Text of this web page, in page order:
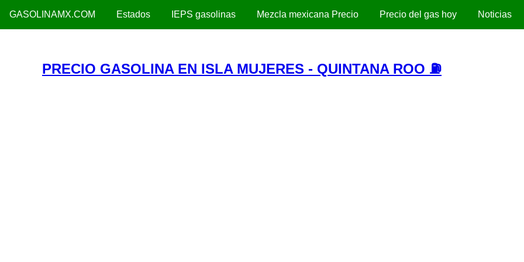
GASOLINAMX.COM Estados IEPS gasolinas Mezcla mexicana Precio Precio del gas hoy Noticias
PRECIO GASOLINA EN ISLA MUJERES - QUINTANA ROO ⛽